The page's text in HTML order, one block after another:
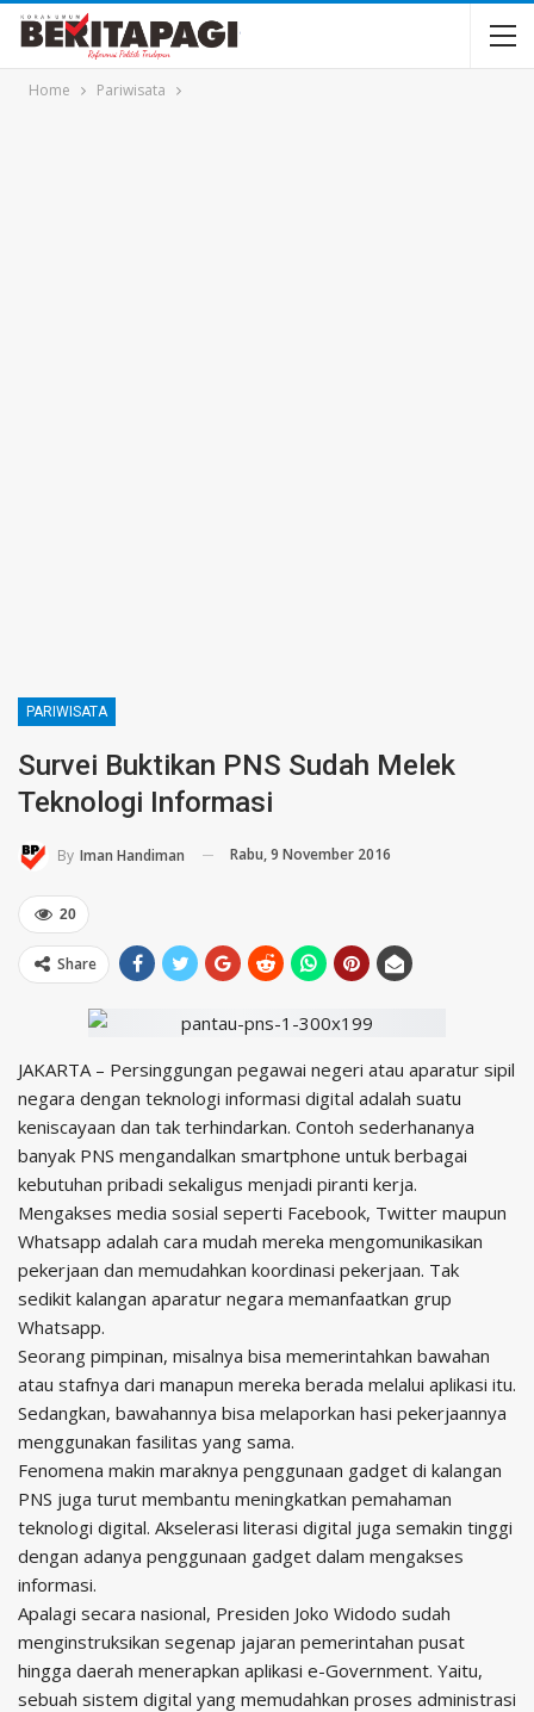
Home Pariwisata
PARIWISATA
Survei Buktikan PNS Sudah Melek
Teknologi Informasi
By Iman Handiman Rabu, 9 November 2016
20
Share
JAKARTA – Persinggungan pegawai negeri atau aparatur sipil
negara dengan teknologi informasi digital adalah suatu
keniscayaan dan tak terhindarkan. Contoh sederhananya
banyak PNS mengandalkan smartphone untuk berbagai
kebutuhan pribadi sekaligus menjadi piranti kerja.
Mengakses media sosial seperti Facebook, Twitter maupun
Whatsapp adalah cara mudah mereka mengomunikasikan
pekerjaan dan memudahkan koordinasi pekerjaan. Tak
sedikit kalangan aparatur negara memanfaatkan grup
Whatsapp.
Seorang pimpinan, misalnya bisa memerintahkan bawahan
atau stafnya dari manapun mereka berada melalui aplikasi itu.
Sedangkan, bawahannya bisa melaporkan hasi pekerjaannya
menggunakan fasilitas yang sama.
Fenomena makin maraknya penggunaan gadget di kalangan
PNS juga turut membantu meningkatkan pemahaman
teknologi digital. Akselerasi literasi digital juga semakin tinggi
dengan adanya penggunaan gadget dalam mengakses
informasi.
Apalagi secara nasional, Presiden Joko Widodo sudah
menginstruksikan segenap jajaran pemerintahan pusat
hingga daerah menerapkan aplikasi e-Government. Yaitu,
sebuah sistem digital yang memudahkan proses administrasi